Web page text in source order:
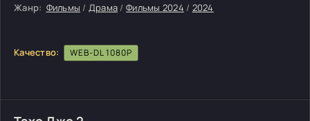
Жанр: Фильмы / Драма /Фильмы 2024 / 2024
Качество: WEB-DL 1080P